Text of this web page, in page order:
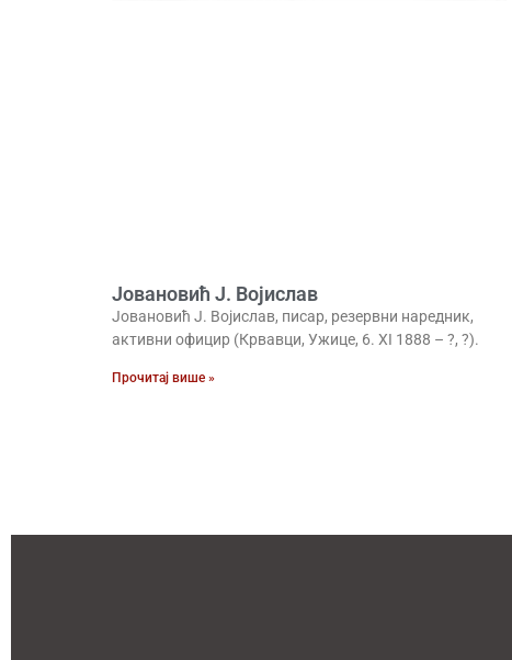
Јовановић Ј. Војислав
Јовановић Ј. Војислав, писар, резервни наредник,
активни официр (Крвавци, Ужице, 6. XI 1888 – ?, ?).
Прочитај више »